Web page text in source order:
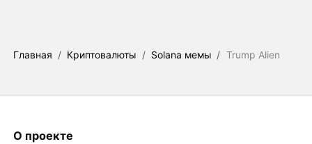
Главная / Криптовалюты / Solana мемы / Trump Alien
О проекте